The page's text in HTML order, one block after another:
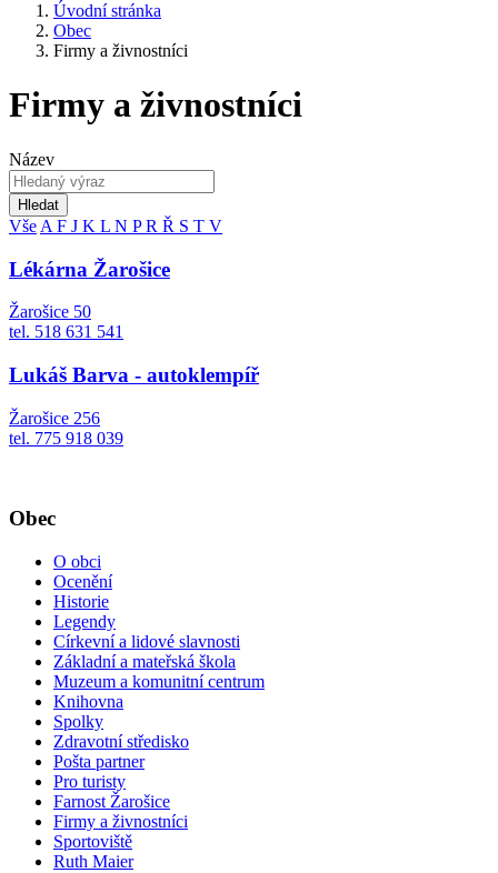
Úvodní stránka
Obec
Firmy a živnostníci
Firmy a živnostníci
Název
Hledat
Vše A F J K L N PR Ř S T V
Lékárna Žarošice
Žarošice 50
tel. 518 631 541
Lukáš Barva - autoklempíř
Žarošice 256
tel. 775 918 039
Obec
O obci
Ocenění
Historie
Legendy
Církevní a lidové slavnosti
Základní a mateřská škola
Muzeum a komunitní centrum
Knihovna
Spolky
Zdravotní středisko
Pošta partner
Pro turisty
Farnost Žarošice
Firmy a živnostníci
Sportoviště
Ruth Maier